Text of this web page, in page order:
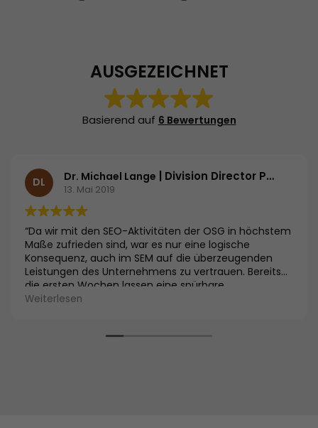
AUSGEZEICHNET
Basierend auf 6 Bewertungen
DL Dr. Michael Lange | Division Director Primary Care | Essex Pharma GmbH
13. Mai 2019
“Da wir mit den SEO-Aktivitäten der OSG in höchstem
Maße zufrieden sind, war es nur eine logische
Konsequenz, auch im SEM auf die überzeugenden
Leistungen des Unternehmens zu vertrauen. Bereits
die ersten Wochen lassen eine spürbare
Verbesserung der Besuchszahlen und der reduzierten
Weiterlesen